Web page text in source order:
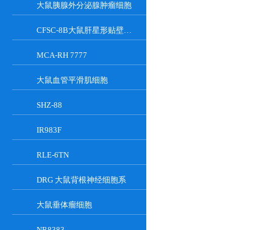
大鼠胰腺外分泌腺肿瘤细胞
CFSC-8B大鼠肝星形贴壁细胞系
MCA-RH 7777
大鼠血管平滑肌细胞
SHZ-88
IR983F
RLE-6TN
DRG 大鼠背根神经细胞系
大鼠垂体瘤细胞